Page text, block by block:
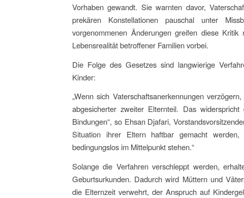
Vorhaben gewandt. Sie warnten davor,
prekären Konstellationen pauschal unter
vorgenommenen Änderungen greifen diese
Lebensrealität betroffener Familien vorbei.
Die Folge des Gesetzes sind langwierige
Kinder:
„Wenn sich Vaterschaftsanerkennungen
abgesicherter zweiter Elternteil. Das
Bindungen“, so Ehsan Djafari,
Situation ihrer Eltern haftbar gemacht
bedingungslos im Mittelpunkt stehen.“
Solange die Verfahren verschleppt werden,
Geburtsurkunden. Dadurch wird Müttern und
die Elternzeit verwehrt, der Anspruch auf